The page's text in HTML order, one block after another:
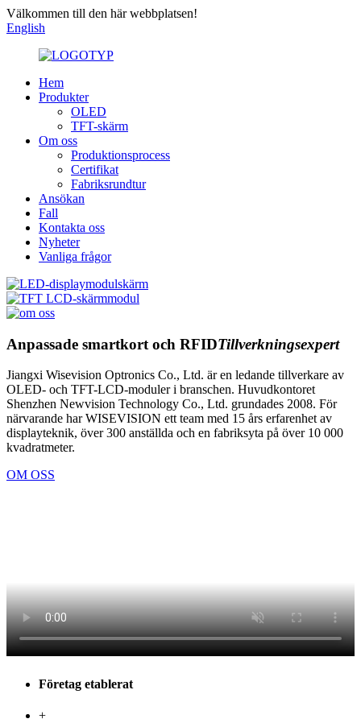
Välkommen till den här webbplatsen!
English
Hem
Produkter
OLED
TFT-skärm
Om oss
Produktionsprocess
Certifikat
Fabriksrundtur
Ansökan
Fall
Kontakta oss
Nyheter
Vanliga frågor
Anpassade smartkort och RFIDTillverkningsexpert
Jiangxi Wisevision Optronics Co., Ltd. är en ledande tillverkare av
OLED- och TFT-LCD-moduler i branschen. Huvudkontoret
Shenzhen Newvision Technology Co., Ltd. grundades 2008. För
närvarande har WISEVISION ett team med 15 års erfarenhet av
displayteknik, över 300 anställda och en fabriksyta på över 10 000
kvadratmeter.
OM OSS
Företag etablerat
+